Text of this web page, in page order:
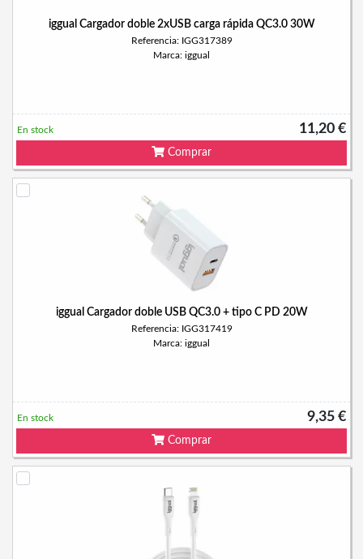
iggual Cargador doble 2xUSB carga rápida QC3.0 30W
Referencia: IGG317389
Marca: iggual
11,20 €
En stock
Comprar
iggual Cargador doble USB QC3.0 + tipo C PD 20W
Referencia: IGG317419
Marca: iggual
9,35 €
En stock
Comprar